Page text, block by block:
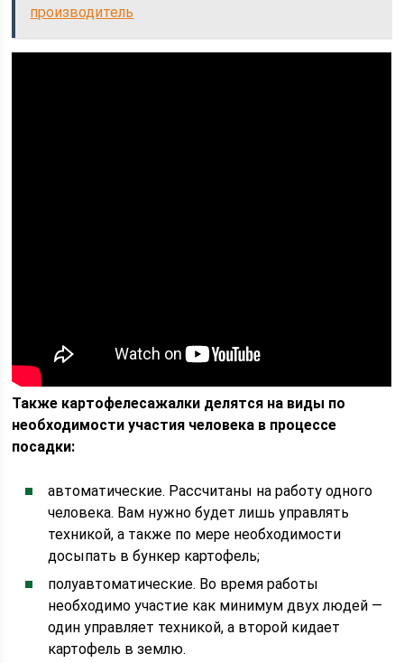
производитель
Также картофелесажалки делятся на виды по
необходимости участия человека в процессе
посадки:
автоматические. Рассчитаны на работу одного
человека. Вам нужно будет лишь управлять
техникой, а также по мере необходимости
досыпать в бункер картофель;
полуавтоматические. Во время работы
необходимо участие как минимум двух людей —
один управляет техникой, а второй кидает
картофель в землю.